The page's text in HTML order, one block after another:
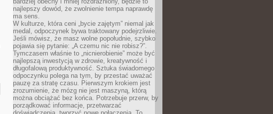
najlepszy dowód, że zwolnienie tempa naprawdę
ma sens.
W kulturze, która ceni „bycie zajętym” niemal jak
medal, odpoczynek bywa traktowany podejrzliwie.
Jeśli mówisz, że masz wolne popołudnie, szybko
pojawia się pytanie: „A czemu nic nie robisz?”.
Tymczasem właśnie to „nicnierobienie” może być
najlepszą inwestycją w zdrowie, kreatywność i
długofalową produktywność. Sztuka świadomego
odpoczynku polega na tym, by przestać uważać
pauzę za stratę czasu. Pierwszym krokiem jest
zrozumienie, że mózg nie jest maszyną, którą
można obciążać bez końca. Potrzebuje przerw, by
porządkować informacje, przetwarzać